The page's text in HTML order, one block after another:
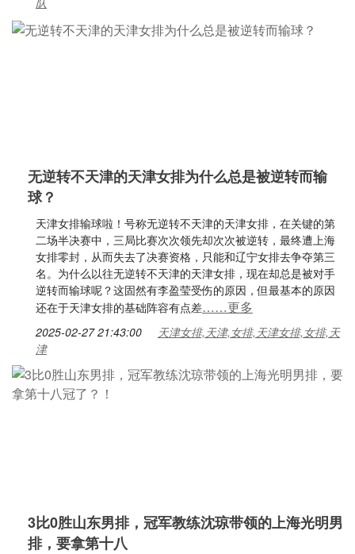
无逆转不天津的天津女排为什么总是被逆转而输
球？
天津女排输球啦！号称无逆转不天津的天津女排，在关键的第
二场半决赛中，三局比赛次次领先却次次被逆转，最终遭上海
女排零封，从而失去了决赛资格，只能和辽宁女排去争夺第三
名。为什么以往无逆转不天津的天津女排，现在却总是被对手
逆转而输球呢？这固然有李盈莹受伤的原因，但最基本的原因
还在于天津女排的基础阵容有点差……更多
2025-02-27 21:43:00
天津女排,天津,女排,天津女排,女排,天
津
3比0胜山东男排，冠军教练沈琼带领的上海光明男
排，要拿第十八